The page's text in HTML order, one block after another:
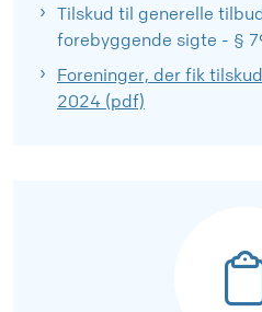
Tilskud til generelle
forebyggende sigte - §
Foreninger, der fik
2024 (pdf)